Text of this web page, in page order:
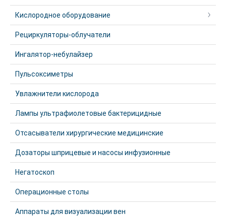
Кислородное оборудование
Рециркуляторы-облучатели
Ингалятор-небулайзер
Пульсоксиметры
Увлажнители кислорода
Лампы ультрафиолетовые бактерицидные
Отсасыватели хирургические медицинские
Дозаторы шприцевые и насосы инфузионные
Негатоскоп
Операционные столы
Аппараты для визуализации вен